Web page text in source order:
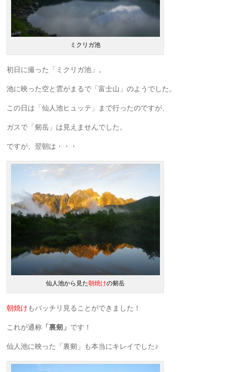
ミクリガ池
初日に撮った「ミクリガ池」。
池に映った空と雲がまるで「富士山」のようでした。
この日は「仙人池ヒュッテ」まで行ったのですが、
ガスで「剱岳」は見えませんでした。
ですが、翌朝は・・・
仙人池から見た朝焼けの剱岳
朝焼けもバッチリ見ることができました！
これが通称 「裏剱」 です！
仙人池に映った「裏剱」も本当にキレイでした♪